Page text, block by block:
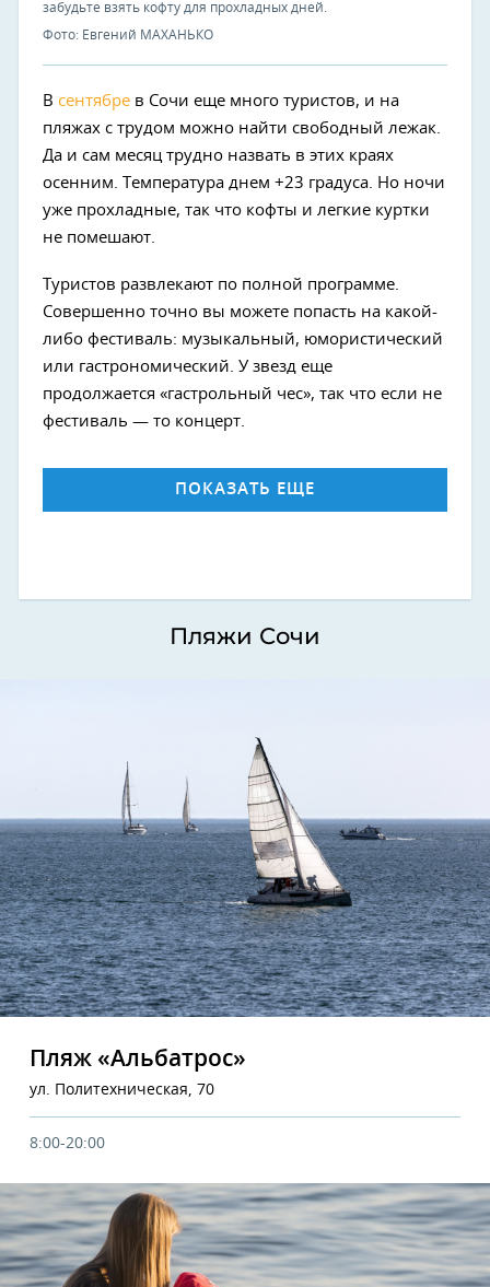
забудьте взять кофту для прохладных дней.
Фото: Евгений МАХАНЬКО
В сентябре в Сочи еще много туристов, и на
пляжах с трудом можно найти свободный лежак.
Да и сам месяц трудно назвать в этих краях
осенним. Температура днем +23 градуса. Но ночи
уже прохладные, так что кофты и легкие куртки
не помешают.
Туристов развлекают по полной программе.
Совершенно точно вы можете попасть на какой-
либо фестиваль: музыкальный, юмористический
или гастрономический. У звезд еще
продолжается «гастрольный чес», так что если не
фестиваль — то концерт.
ПОКАЗАТЬ ЕЩЕ
Пляжи Сочи
Пляж «Альбатрос»
ул. Политехническая, 70
8:00-20:00